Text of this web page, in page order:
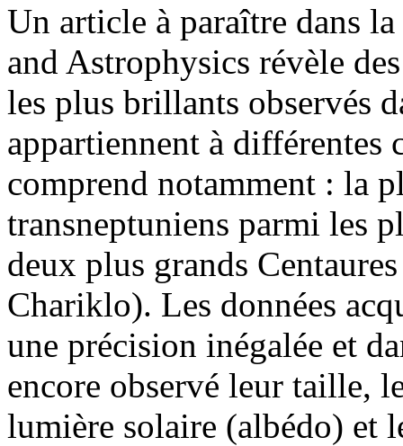
Un article à paraître dans
and Astrophysics révèle
les plus brillants observés
appartiennent à différentes
comprend notamment : la
transneptuniens parmi les
deux plus grands
Chariklo). Les données
une précision inégalée et
encore observé leur taille,
lumière solaire (albédo) et